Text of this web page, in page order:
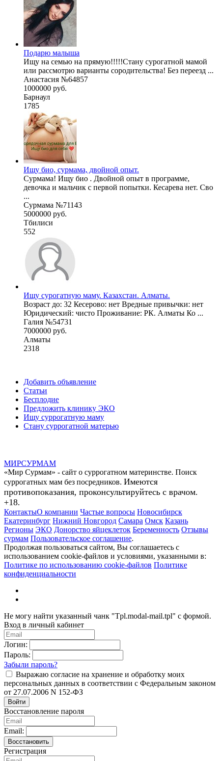
Подарю малыша
Ищу на семью на прямую!!!!!Стану сурогатной мамой
или рассмотрю варианты сородительства! Без переезд ...
Анастасия №64857
1000000 руб.
Барнаул
1785
Ищу био, сурмама, двойной опыт.
Сурмама! Ищу био . Двойной опыт в программе,
девочка и мальчик с первой попытки. Кесарева нет. Сво
...
Сурмама №71143
5000000 руб.
Тбилиси
552
Ищу сурогатную маму. Казахстан. Алматы.
Возраст до: 32 Кесерово: нет Вредные привычки: нет
Юридический: чисто Проживание: РК. Алматы Ко ...
Галия №54731
7000000 руб.
Алматы
2318
Добавить объявление
Статьи
Бесплодие
Предложить клинику ЭКО
Ищу суррогатную маму
Стану суррогатной матерью
МИРСУРМАМ
«Мир Сурмам» - сайт о суррогатном материнстве. Поиск
суррогатных мам без посредников. Имеются
противопоказания, проконсультируйтесь с врачом.
+18.
КонтактыО компании Частые вопросы Новосибирск
Екатеринбург Нижний Новгород Самара Омск Казань
Регионы ЭКО Донорство яйцеклеток Беременность Отзывы
сурмам Пользовательское соглашение.
Продолжая пользоваться сайтом, Вы соглашаетесь с
использованием cookie-файлов и условиями, указанными в:
Политике по использованию cookie-файлов Политике
конфиденциальности
Не могу найти указанный чанк "Tpl.modal-mail.tpl" с формой.
Вход в личный кабинет
Логин:
Пароль:
Забыли пароль?
Выражаю согласие на хранение и обработку моих
персональных данных в соответствии с Федеральным законом
от 27.07.2006 N 152-ФЗ
Войти
Восстановление пароля
Email:
Восстановить
Регистрация